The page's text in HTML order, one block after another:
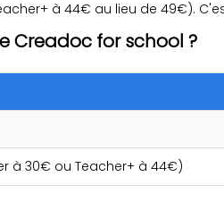
à 44€ au lieu de 49€).
Creadoc for school ?
à 30€ ou Teacher+ à 44€)